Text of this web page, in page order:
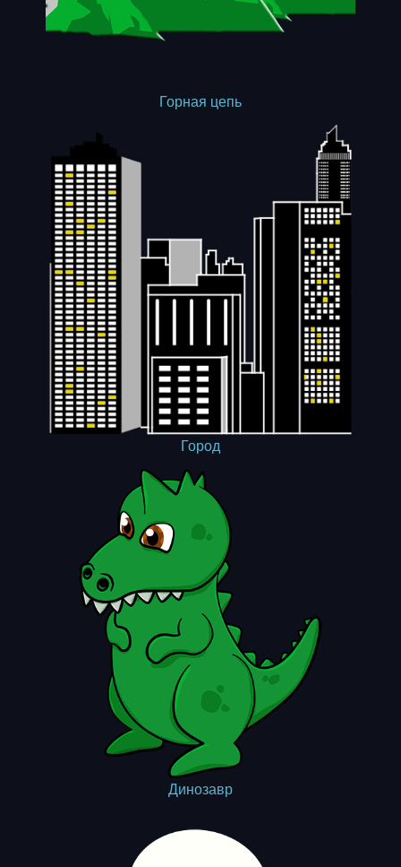
Горная цепь
Город
Динозавр